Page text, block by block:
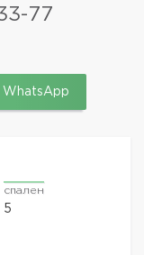
77
WhatsApp
спален
5